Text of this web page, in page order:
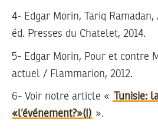
4- Edgar Morin, Tariq Ramadan,
éd. Presses du Chatelet, 2014.
5- Edgar Morin, Pour et contre
actuel / Flammarion, 2012.
6- Voir notre article «
Tunisie:
«l’événement?»(I) ».